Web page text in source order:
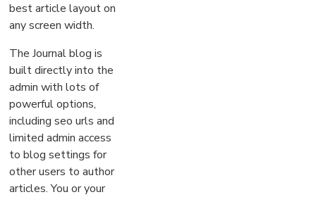
best article layout on
any screen width.
The Journal blog is
built directly into the
admin with lots of
powerful options,
including seo urls and
limited admin access
to blog settings for
other users to author
articles. You or your